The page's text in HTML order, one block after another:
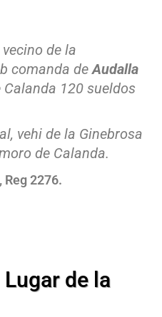
de la
comanda deAudalla
Calanda 120 sueldos
vehi de la Ginebrosa
de Calanda.
Reg 2276.
de la